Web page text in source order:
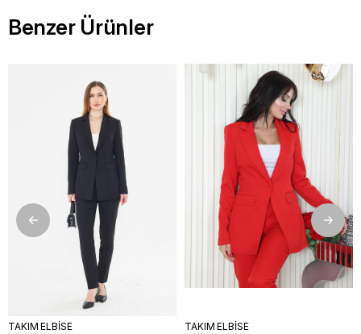
Benzer Ürünler
TAKIM ELBİSE TAKIM ELBİSE